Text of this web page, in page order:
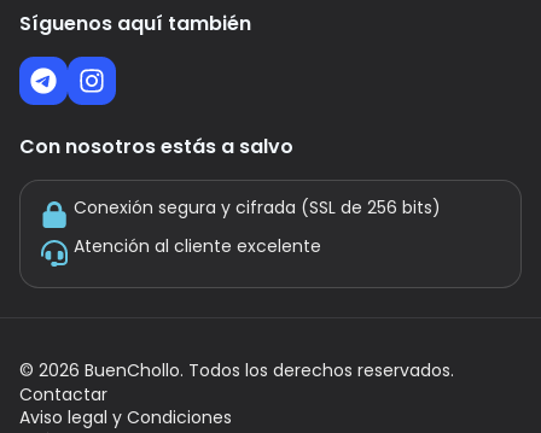
Síguenos aquí también
Con nosotros estás a salvo
Conexión segura y cifrada (SSL de 256 bits)
Atención al cliente excelente
© 2026 BuenChollo. Todos los derechos reservados.
Contactar
Aviso legal y Condiciones